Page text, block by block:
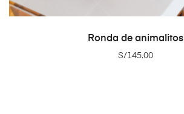
ADD TO CART
Ronda de animalitos
S/145.00